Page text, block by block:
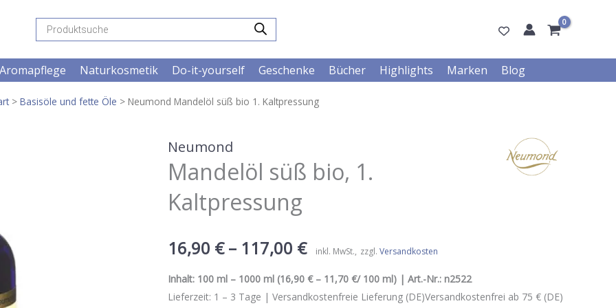
Products
search
Aromapflege Naturkosmetik Do-it-yourself Geschenke Bücher Highlights Marken Blog
> Basisöle und fette Öle > Neumond Mandelöl süß bio 1. Kaltpressung
Neumond
Mandelöl süß bio, 1.
Kaltpressung
16,90 €– 117,00 € inkl. MwSt. zzgl. Versandkosten
Inhalt: 100 ml – 1000 ml (16,90 € – 11,70 €/ 100 ml) | Art.-Nr.: n2522
Lieferzeit: 1 – 3 Tage | Versandkostenfreie Lieferung (DE)Versandkostenfrei ab 75 € (DE)